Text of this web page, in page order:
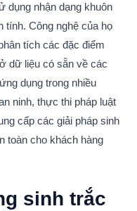
dụng nhận dạng khuôn
tính. Công nghệ của họ
tích các đặc điểm
dữ liệu có sẵn về các
dụng trong nhiều
ninh, thực thi pháp luật
cấp các giải pháp sinh
toàn cho khách hàng
sinh trắc